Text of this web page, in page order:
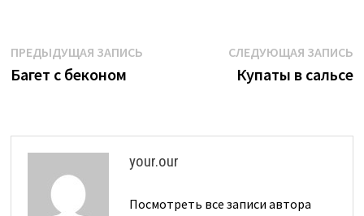
Навигация
по
ПРЕДЫДУЩАЯ ЗАПИСЬПредыдущая
Багет с беконом
СЛЕДУЮЩАЯ ЗАПИСЬ
Купаты в сальсе
your.our
Посмотреть все записи автора